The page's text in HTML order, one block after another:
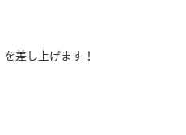
差し上げます！